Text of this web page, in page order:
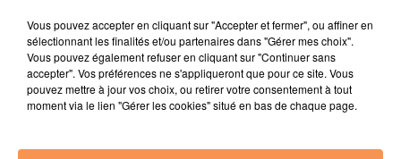
17h00
17h00 16h57
16h57 16h54
16h54
Vous pouvez accepter en cliquant sur "Accepter et fermer", ou affiner en
sélectionnant les finalités et/ou partenaires dans "Gérer mes choix".
Vous pouvez également refuser en cliquant sur "Continuer sans
accepter". Vos préférences ne s'appliqueront que pour ce site. Vous
pouvez mettre à jour vos choix, ou retirer votre consentement à tout
moment via le lien "Gérer les cookies" situé en bas de chaque page.